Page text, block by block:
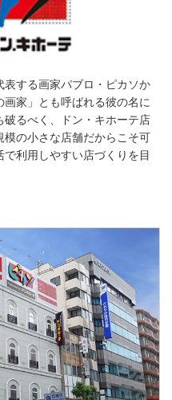
表する画家パブロ・ピカソか
家」とも呼ばれる彼の名に
るべく、ドン・キホーテ店
の小さな店舗だからこそ可
利用しやすい店づくりを目